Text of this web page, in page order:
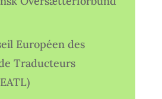
Européen des
Traducteurs